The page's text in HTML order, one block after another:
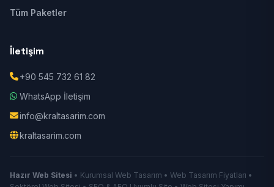
Tüm Paketler
İletişim
+90 545 732 61 82
WhatsApp İletişim
info@kraltasarim.com
kraltasarim.com
Hazır Web Sitesi • Kurumsal Web Tasarım • Web Tasarım Fiyatları •